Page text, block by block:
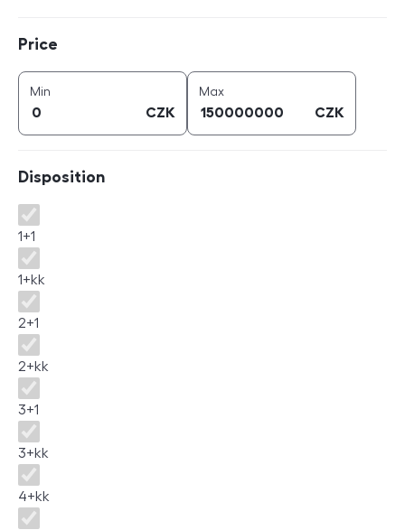
Price
Min
CZK
Maxprice (
CZK
Disposition
Disposition
1+1
1+kk
2+1
2+kk
3+1
3+kk
4+kk